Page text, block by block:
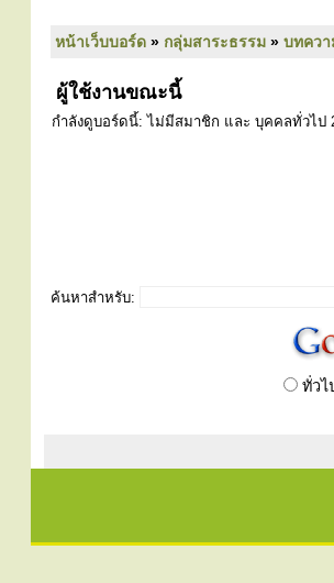
หน้าเว็บบอร์ด » กลุ่มสาระธรรม » บทควา
ผู้ใช้งานขณะนี้
กำลังดูบอร์ดนี้: ไม่มีสมาชิก และ บุคคลทั่วไป
ค้นหาสำหรับ:
ทั่วไป